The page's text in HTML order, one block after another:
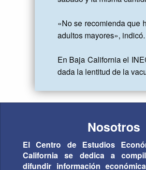
«No se recomienda que
adultos mayores», indicó.
En Baja California el
dada la lentitud de la
Nosotros
El Centro de Estudios
California se dedica a
difundir información